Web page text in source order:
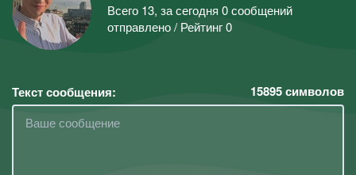
Всего 13, за сегодня 0 сообщений
отправлено / Рейтинг 0
Текст сообщения: 15895символов